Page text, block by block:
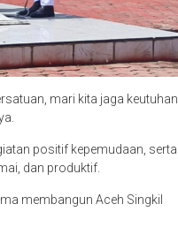
mari kita jaga keutuhan
positif kepemudaan, serta
dan produktif.
membangun Aceh Singkil